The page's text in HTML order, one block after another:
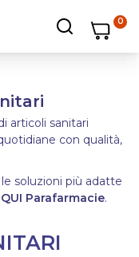
ApriCarrello
Carrello
0
articoli sanitari
con qualità,
soluzioni più adatte
Parafarmacie.